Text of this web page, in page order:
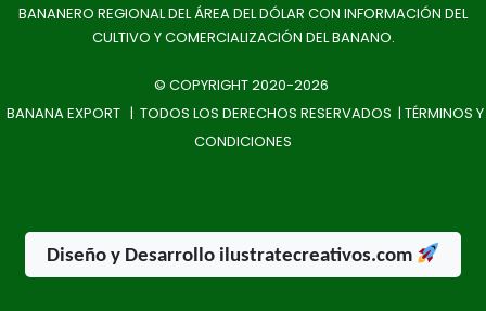
BANANERO REGIONAL DEL ÁREA DEL DÓLAR CON INFORMACIÓN DEL
CULTIVO Y COMERCIALIZACIÓN DEL BANANO.
© COPYRIGHT 2020-2026
BANANA EXPORT | TODOS LOS DERECHOS RESERVADOS | TÉRMINOS Y
CONDICIONES
Diseño y Desarrollo ilustratecreativos.com